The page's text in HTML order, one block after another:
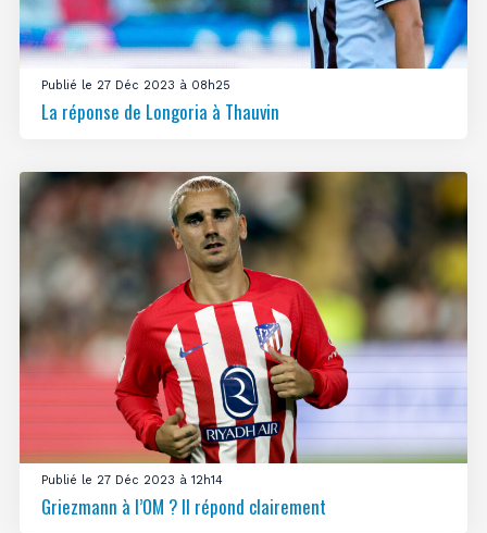
Publié le 27 Déc 2023 à 08h25
La réponse de Longoria à Thauvin
Publié le 27 Déc 2023 à 12h14
Griezmann à l’OM ? Il répond clairement